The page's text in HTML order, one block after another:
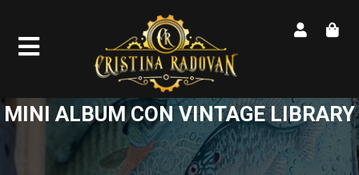
MINI ALBUM CON VINTAGE LIBRARY